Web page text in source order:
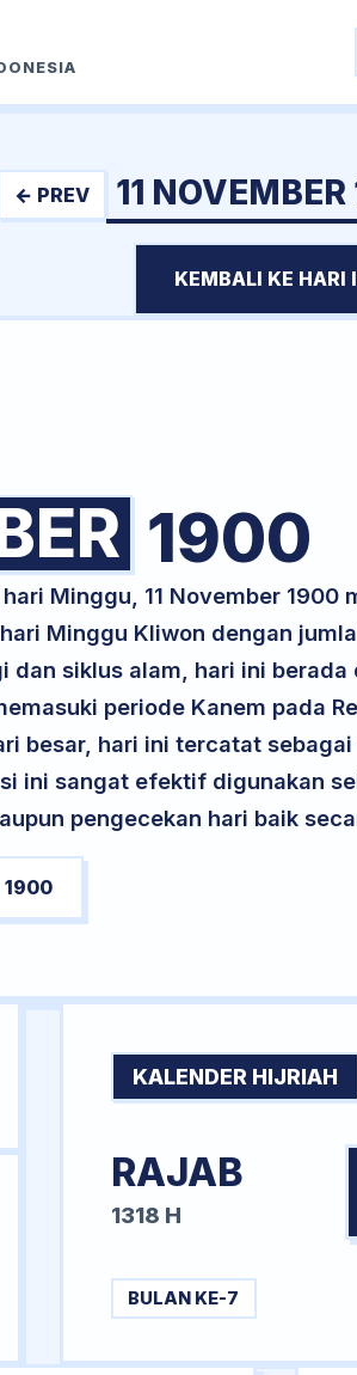
← PREV 11
KEMBALI KE HARI
1900
Minggu, 11 November 1900
Minggu Kliwon dengan
dan siklus alam, hari ini
periode Kanem pada
besar, hari ini tercatat
ini sangat efektif digunakan
pengecekan hari baik
1900
KALENDER HIJRIAH
RAJAB
1318 H
BULAN KE-7